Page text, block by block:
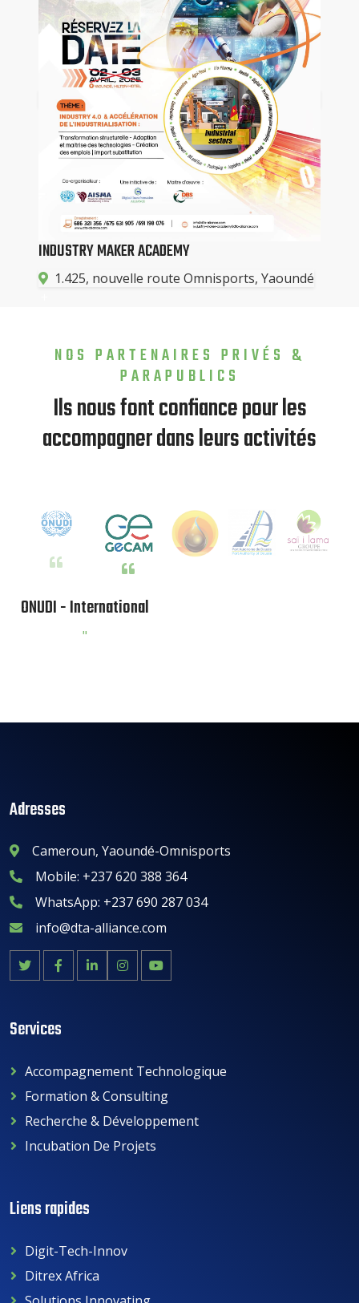
INDUSTRY MAKER ACADEMY
1.425, nouvelle route Omnisports, Yaoundé
NOS PARTENAIRES PRIVÉS &
PARAPUBLICS
Ils nous font confiance pour les
accompagner dans leurs activités
GECAM - Cameroun
Adresses
Cameroun, Yaoundé-Omnisports
Mobile: +237 620 388 364
WhatsApp: +237 690 287 034
info@dta-alliance.com
Services
Accompagnement Technologique
Formation & Consulting
Recherche & Développement
Incubation De Projets
Liens rapides
Digit-Tech-Innov
Ditrex Africa